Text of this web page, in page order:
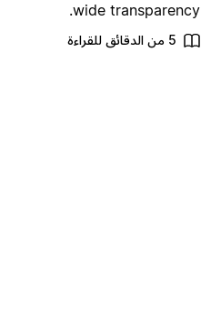
wide transparency.
5 من الدقائق للقراءة